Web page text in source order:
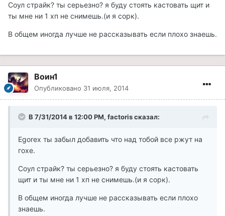
Соул страйк? ты серьезно? я буду стоять кастовать щит и
ты мне ни 1 хп не снимешь.(и я сорк).
В общем иногда лучше не рассказывать если плохо знаешь.
Воин1
Опубликовано 31 июля, 2014
В 7/31/2014 в 12:00 PM, factoris сказал:
Egorex ты забыл добавить что над тобой все ржут на
гохе.
Соул страйк? ты серьезно? я буду стоять кастовать
щит и ты мне ни 1 хп не снимешь.(и я сорк).
В общем иногда лучше не рассказывать если плохо
знаешь.